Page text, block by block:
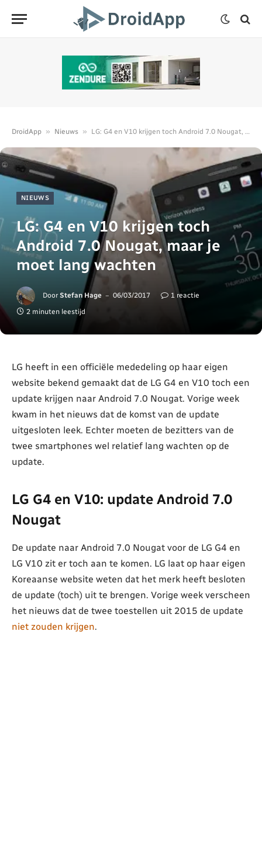
DroidApp » Nieuws » LG: G4 en V10 krijgen toch Android 7.0 Nougat, maar je moet lang wachten
NIEUWS
LG: G4 en V10 krijgen toch
Android 7.0 Nougat, maar je
moet lang wachten
Door Stefan Hage 06/03/2017
1 reactie
2 minuten leestijd
LG heeft in een officiële mededeling op haar eigen
website bekend gemaakt dat de LG G4 en V10 toch een
update krijgen naar Android 7.0 Nougat. Vorige week
kwam in het nieuws dat de komst van de update
uitgesloten leek. Echter moeten de bezitters van de
twee smartphones wel relatief lang wachten op de
update.
LG G4 en V10: update Android 7.0
Nougat
De update naar Android 7.0 Nougat voor de LG G4 en
LG V10 zit er toch aan te komen. LG laat op haar eigen
Koreaanse website weten dat het merk heeft besloten
de update (toch) uit te brengen. Vorige week verscheen
het nieuws dat de twee toestellen uit 2015 de update
niet zouden krijgen.